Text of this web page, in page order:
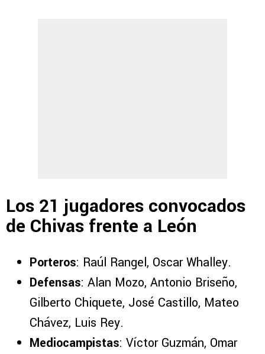
Los 21 jugadores convocados
de Chivas frente a León
Porteros: Raúl Rangel, Oscar Whalley.
Defensas: Alan Mozo, Antonio Briseño,
Gilberto Chiquete, José Castillo, Mateo
Chávez, Luis Rey.
Mediocampistas: Víctor Guzmán, Omar